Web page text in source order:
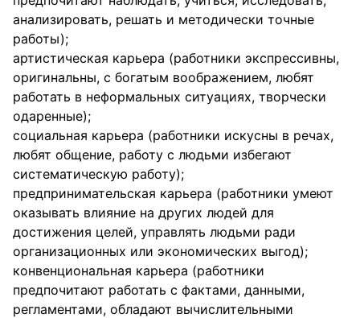
анализировать, решать и методически точные
работы);
артистическая карьера (работники экспрессивны,
оригинальны, с богатым воображением, любят
работать в неформальных ситуациях, творчески
одаренные);
социальная карьера (работники искусны в речах,
любят общение, работу с людьми избегают
систематическую работу);
предпринимательская карьера (работники умеют
оказывать влияние на других людей для
достижения целей, управлять людьми ради
организационных или экономических выгод);
конвенциональная карьера (работники
предпочитают работать с фактами, данными,
регламентами, обладают вычислительными